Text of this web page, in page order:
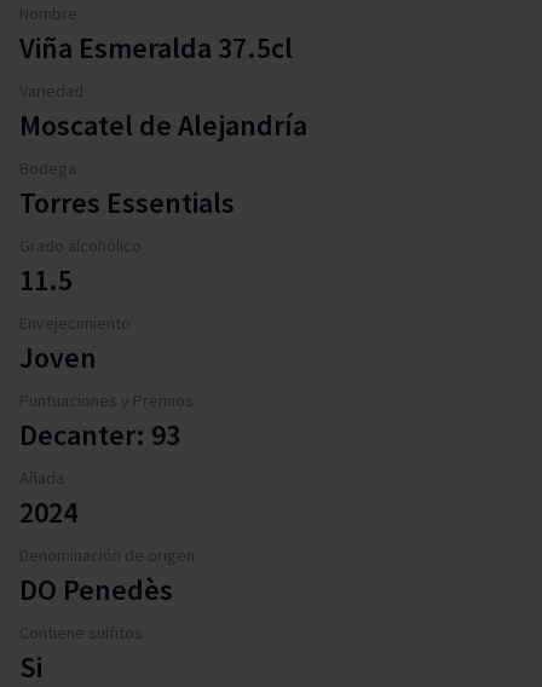
Nombre
Viña Esmeralda 37.5cl
Variedad
Moscatel de Alejandría
Bodega
Torres Essentials
Grado alcohólico
11.5
Envejecimiento
Joven
Puntuaciones y Premios
Decanter: 93
Añada
2024
Denominación de origen
DO Penedès
Contiene sulfitos
Si